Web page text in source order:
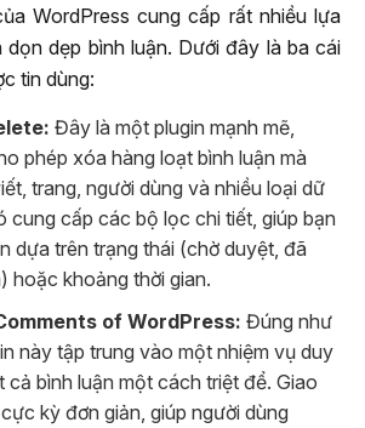
WordPress cung cấp rất nhiều lựa
dẹp bình luận. Dưới đây là ba cái
tin dùng:
Đây là một plugin mạnh mẽ,
phép xóa hàng loạt bình luận mà
trang, người dùng và nhiều loại dữ
cung cấp các bộ lọc chi tiết, giúp bạn
dựa trên trạng thái (chờ duyệt, đã
hoặc khoảng thời gian.
of WordPress: Đúng như
này tập trung vào một nhiệm vụ duy
cả bình luận một cách triệt để. Giao
kỳ đơn giản, giúp người dùng